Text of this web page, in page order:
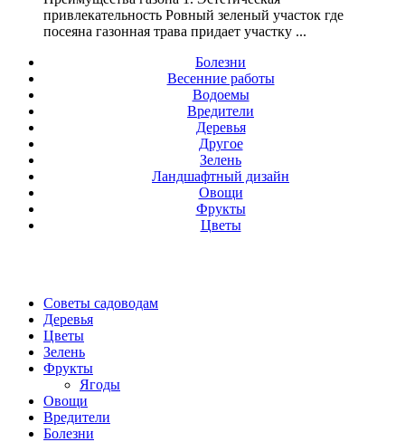
привлекательность Ровный зеленый участок где
посеяна газонная трава придает участку ...
Болезни
Весенние работы
Водоемы
Вредители
Деревья
Другое
Зелень
Ландшафтный дизайн
Овощи
Фрукты
Цветы
Советы садоводам
Деревья
Цветы
Зелень
Фрукты
Ягоды
Овощи
Вредители
Болезни